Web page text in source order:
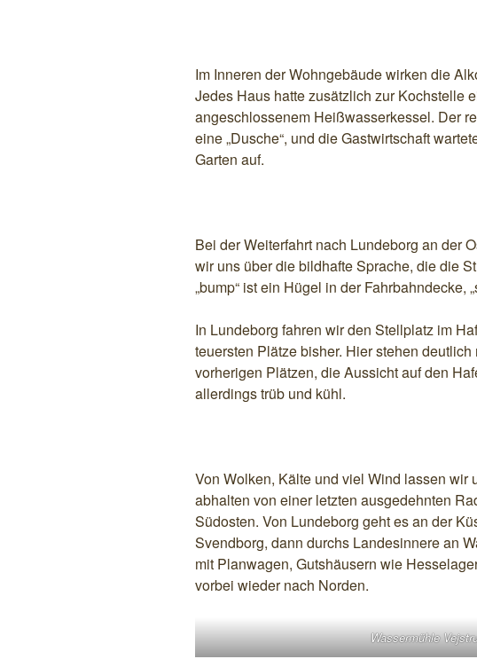
Im Inneren der Wohngebäude wirken die
Jedes Haus hatte zusätzlich zur Kochstelle
angeschlossenem Heißwasserkessel. Der
eine „Dusche“, und die Gastwirtschaft
Garten auf.
Bei der Weiterfahrt nach Lundeborg an der
wir uns über die bildhafte Sprache, die die
„bump“ ist ein Hügel in der Fahrbahndecke,
In Lundeborg fahren wir den Stellplatz im
teuersten Plätze bisher. Hier stehen
vorherigen Plätzen, die Aussicht auf den
allerdings trüb und kühl.
Von Wolken, Kälte und viel Wind lassen wir
abhalten von einer letzten ausgedehnten
Südosten. Von Lundeborg geht es an der
Svendborg, dann durchs Landesinnere an
mit Planwagen, Gutshäusern wie
vorbei wieder nach Norden.
Wassermühle